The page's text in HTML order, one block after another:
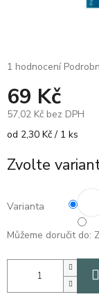
Průměrné
produktu
je
5,0
z
hvězdiček.
1 hodnocení
69 Kč
57,02 Kč bez DPH
Měrná
od 2,30 Kč / 1 ks
Zvolte
Varianta
Můžeme doručit do: